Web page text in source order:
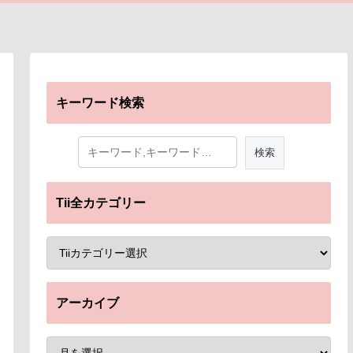
キーワード検索
Tii全カテゴリー
アーカイブ